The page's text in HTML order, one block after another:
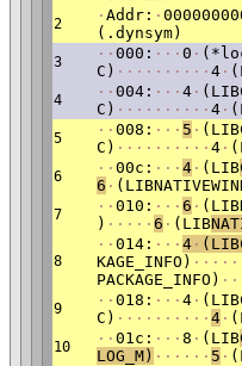
2 · Addr: ·
(.dynsym)
3 · · 000: · · · 0 ·
C) · · · · · · · · · · 4 ·
4 · · 004: · · · 4 ·
C) · · · · · · · · · · 4 ·
5 · · 008: · · · 5 ·
C) · · · · · · · · · · 4 ·
6 · · 00c: · · · 4 · (LIB
6 ·
7 · · 010: · · · 6 ·
) · · · · · 6 · (LIB
8
· · 014: · · · 4 ·
KAGE_INFO) · · · · ·
PACKAGE_INFO) · ·
9 · · 018: · · · 4 ·
C) · · · · · · · · · · 4 ·
10 · · 01c: · · · 8 · (LIB
LOG_M) · · · · · · 5 ·